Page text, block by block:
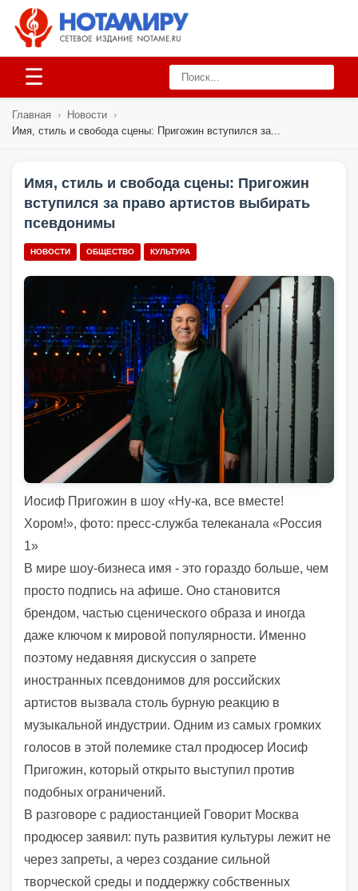
☰
Главная › Новости ›
Имя, стиль и свобода сцены: Пригожин вступился за...
Имя, стиль и свобода сцены: Пригожин
вступился за право артистов выбирать
псевдонимы
НОВОСТИ ОБЩЕСТВО КУЛЬТУРА
Иосиф Пригожин в шоу «Ну-ка, все вместе!
Хором!», фото: пресс-служба телеканала «Россия
1»
В мире шоу-бизнеса имя - это гораздо больше, чем
просто подпись на афише. Оно становится
брендом, частью сценического образа и иногда
даже ключом к мировой популярности. Именно
поэтому недавняя дискуссия о запрете
иностранных псевдонимов для российских
артистов вызвала столь бурную реакцию в
музыкальной индустрии. Одним из самых громких
голосов в этой полемике стал продюсер Иосиф
Пригожин, который открыто выступил против
подобных ограничений.
В разговоре с радиостанцией Говорит Москва
продюсер заявил: путь развития культуры лежит не
через запреты, а через создание сильной
творческой среды и поддержку собственных